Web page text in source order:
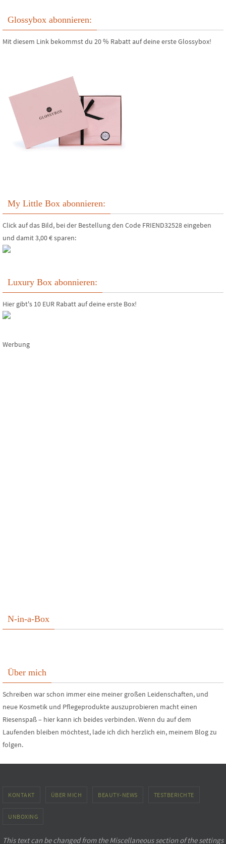
Glossybox abonnieren:
Mit diesem Link bekommst du 20 % Rabatt auf deine erste Glossybox!
My Little Box abonnieren:
Click auf das Bild, bei der Bestellung den Code FRIEND32528 eingeben
und damit 3,00 € sparen:
Luxury Box abonnieren:
Hier gibt's 10 EUR Rabatt auf deine erste Box!
Werbung
N-in-a-Box
Über mich
Schreiben war schon immer eine meiner großen Leidenschaften, und
neue Kosmetik und Pflegeprodukte auszuprobieren macht einen
Riesenspaß – hier kann ich beides verbinden. Wenn du auf dem
Laufenden bleiben möchtest, lade ich dich herzlich ein, meinem Blog zu
folgen.
KONTAKT ÜBER MICH BEAUTY-NEWS TESTBERICHTE
UNBOXING
This text can be changed from the Miscellaneous section of the settings